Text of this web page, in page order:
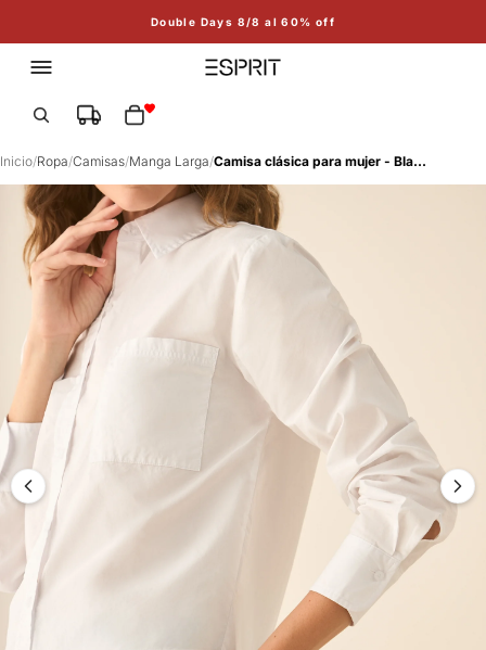
Double Days 8/8 al 60% off
Inicio/Ropa/Camisas/Manga Larga/ Camisa clásica para mujer - Blanco